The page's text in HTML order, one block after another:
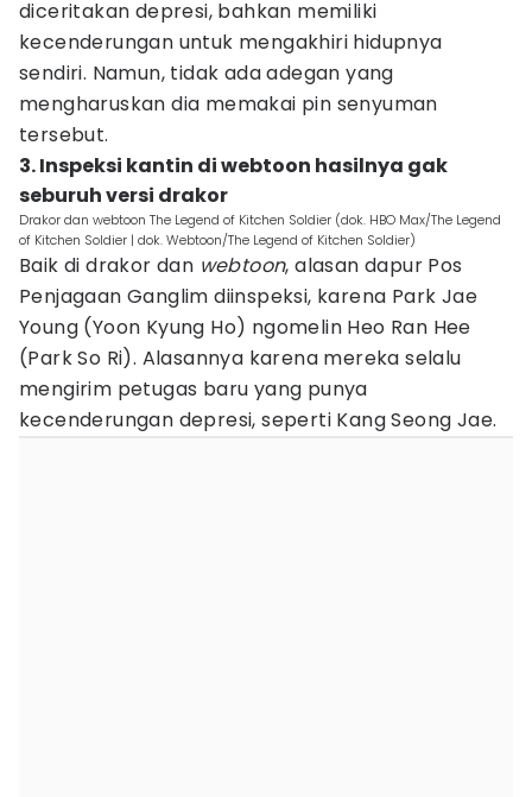
diceritakan depresi, bahkan memiliki
kecenderungan untuk mengakhiri hidupnya
sendiri. Namun, tidak ada adegan yang
mengharuskan dia memakai pin senyuman
tersebut.
3. Inspeksi kantin di webtoon hasilnya gak
seburuh versi drakor
Drakor dan webtoon The Legend of Kitchen Soldier (dok. HBO Max/The Legend
of Kitchen Soldier | dok. Webtoon/The Legend of Kitchen Soldier)
Baik di drakor dan webtoon, alasan dapur Pos
Penjagaan Ganglim diinspeksi, karena Park Jae
Young (Yoon Kyung Ho) ngomelin Heo Ran Hee
(Park So Ri). Alasannya karena mereka selalu
mengirim petugas baru yang punya
kecenderungan depresi, seperti Kang Seong Jae.